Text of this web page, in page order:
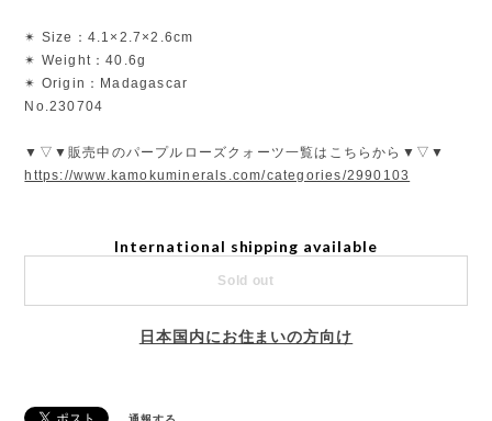
✴︎ Size：4.1×2.7×2.6cm
✴︎ Weight：40.6g
✴︎ Origin：Madagascar
No.230704
▼▽▼販売中のパープルローズクォーツ一覧はこちらから▼▽▼
https://www.kamokuminerals.com/categories/2990103
International shipping available
Sold out
日本国内にお住まいの方向け